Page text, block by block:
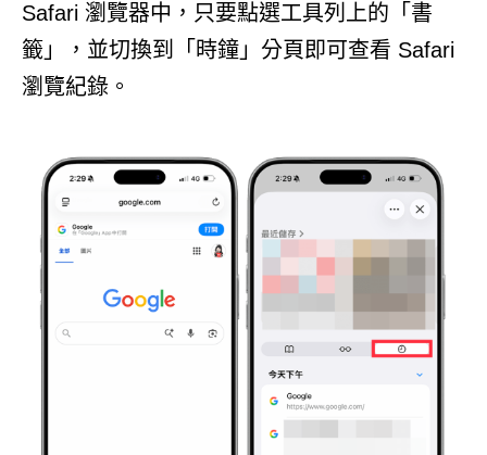
Safari 瀏覽器中，只要點選工具列上的「書
籤」，並切換到「時鐘」分頁即可查看 Safari
瀏覽紀錄。